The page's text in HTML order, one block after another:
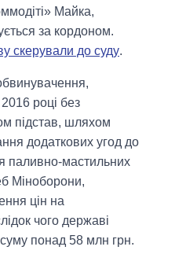
Майка,
за кордоном.
скерували до суду.
році без
підстав, шляхом
додаткових угод до
паливно-мастильних
Міноборони,
цін на
чого державі
суму понад 58 млн грн.